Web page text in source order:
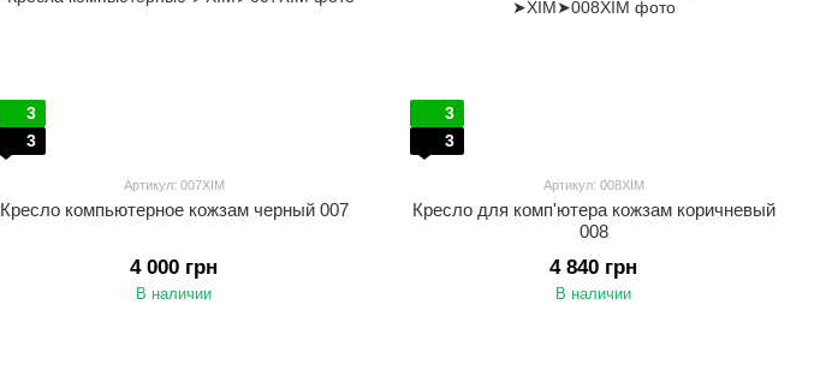
3
3
Артикул: 007XIM
Кресло компьютерное кожзам черный 007
4 000 грн
В наличии
3
3
Артикул: 008XIM
Кресло для комп'ютера кожзам коричневый
008
4 840 грн
В наличии